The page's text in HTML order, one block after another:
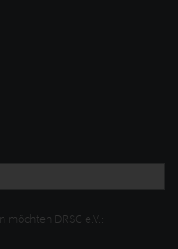
DRSC e.V.: